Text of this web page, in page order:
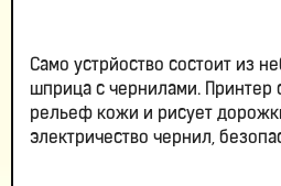
Само устрйоство состоит из
шприца с чернилами. Принтер
рельеф кожи и рисует
электричество чернил,